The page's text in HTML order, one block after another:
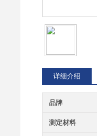
详细介绍
品牌
测定材料